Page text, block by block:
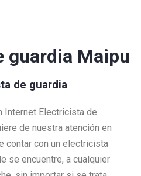
guardia Maipu
de guardia
Internet Electricista de
de nuestra atención en
contar con un electricista
se encuentre, a cualquier